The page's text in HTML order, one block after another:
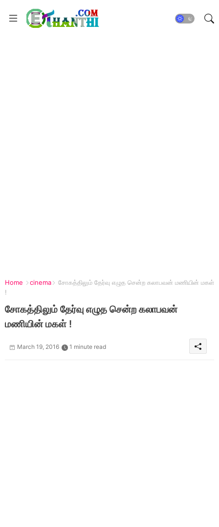
Home cinema
சோகத்திலும் தேர்வு எழுத சென்ற கலாபவன் மணியின் மகள்
!
சோகத்திலும் தேர்வு எழுத சென்ற கலாபவன்
மணியின் மகள் !
March 19, 2016 1 minute read